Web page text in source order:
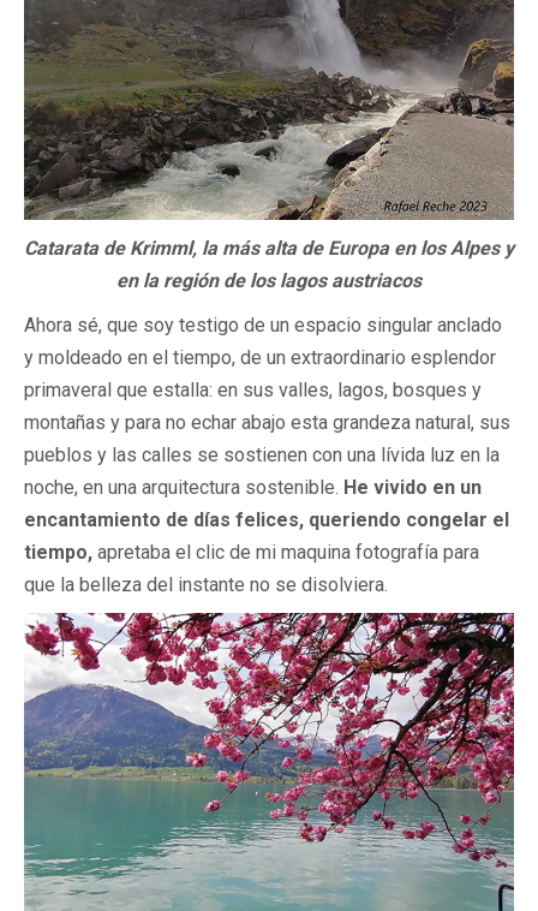
Catarata de Krimml, la más alta de Europa en los Alpes y
en la región de los lagos austriacos
Ahora sé, que soy testigo de un espacio singular anclado
y moldeado en el tiempo, de un extraordinario esplendor
primaveral que estalla: en sus valles, lagos, bosques y
montañas y para no echar abajo esta grandeza natural, sus
pueblos y las calles se sostienen con una lívida luz en la
noche, en una arquitectura sostenible. He vivido en un
encantamiento de días felices, queriendo congelar el
tiempo, apretaba el clic de mi maquina fotografía para
que la belleza del instante no se disolviera.